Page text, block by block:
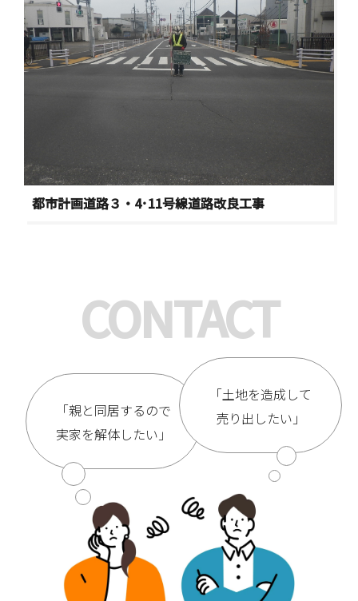
都市計画道路３・4･11号線道路改良工事
CONTACT
「親と同居するので
実家を解体したい」
「土地を造成して
売り出したい」